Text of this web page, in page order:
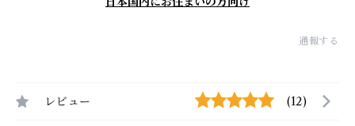
通報する
レビュー (12)